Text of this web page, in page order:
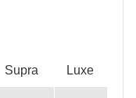
Supra Luxe